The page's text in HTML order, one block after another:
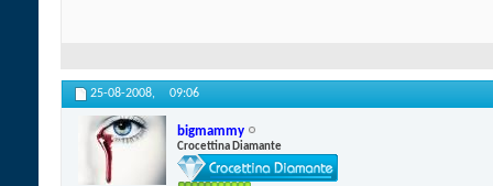
25-08-2008, 09:06
bigmammy
Crocettina Diamante